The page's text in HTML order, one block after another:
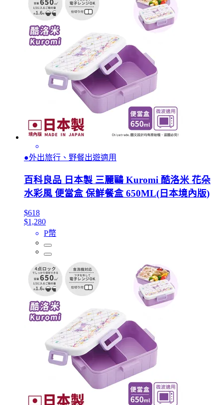
●外出旅行、野餐出遊適用
百科良品 日本製 三麗鷗 Kuromi 酷洛米 花朵
水彩風 便當盒 保鮮餐盒 650ML(日本境內版)
$618
$1,280
P幣